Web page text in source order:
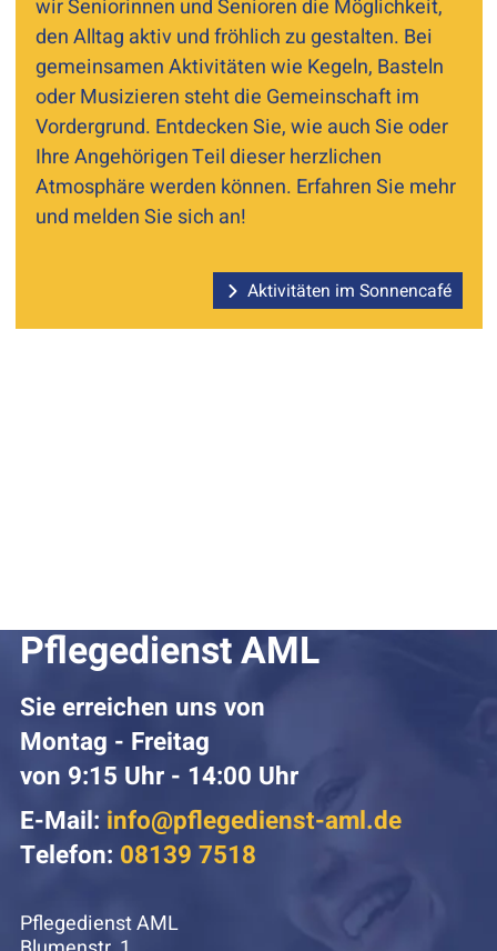
wir Seniorinnen und Senioren die Möglichkeit,
den Alltag aktiv und fröhlich zu gestalten. Bei
gemeinsamen Aktivitäten wie Kegeln, Basteln
oder Musizieren steht die Gemeinschaft im
Vordergrund. Entdecken Sie, wie auch Sie oder
Ihre Angehörigen Teil dieser herzlichen
Atmosphäre werden können. Erfahren Sie mehr
und melden Sie sich an!
Aktivitäten im Sonnencafé
Pflegedienst AML
Sie erreichen uns von
Montag - Freitag
von 9:15 Uhr - 14:00 Uhr
E-Mail: info@pflegedienst-aml.de
Telefon: 08139 7518
Pflegedienst AML